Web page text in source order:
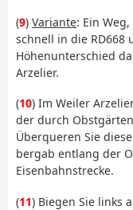
(9) Variante: Ein
schnell in die RD668
Höhenunterschied
Arzelier.
(10) Im Weiler
der durch
Überqueren Sie
bergab entlang der
Eisenbahnstrecke.
(11) Biegen Sie links